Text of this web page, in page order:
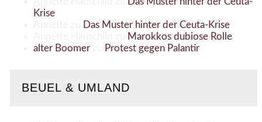
Krise
Das Muster hinter der Ceuta-Krise
Marokkos dubiose Rolle
alter Boomerzu Protest gegen Palantir
BEUEL & UMLAND